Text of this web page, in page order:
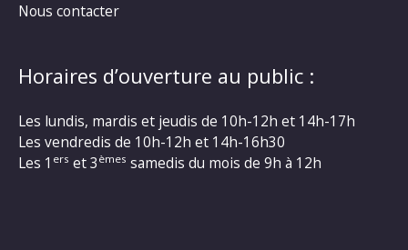
Nous contacter
Horaires d’ouverture au public :
Les lundis, mardis et jeudis de 10h-12h et 14h-17h
Les vendredis de 10h-12h et 14h-16h30
Les 1 ers et 3 èmes samedis du mois de 9h à 12h